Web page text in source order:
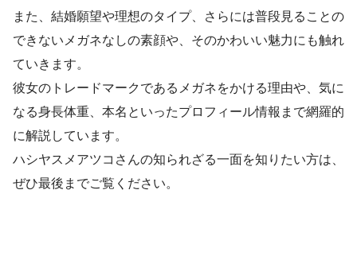
また、結婚願望や理想のタイプ、さらには普段見ることの
できないメガネなしの素顔や、そのかわいい魅力にも触れ
ていきます。
彼女のトレードマークであるメガネをかける理由や、気に
なる身長体重、本名といったプロフィール情報まで網羅的
に解説しています。
ハシヤスメアツコさんの知られざる一面を知りたい方は、
ぜひ最後までご覧ください。